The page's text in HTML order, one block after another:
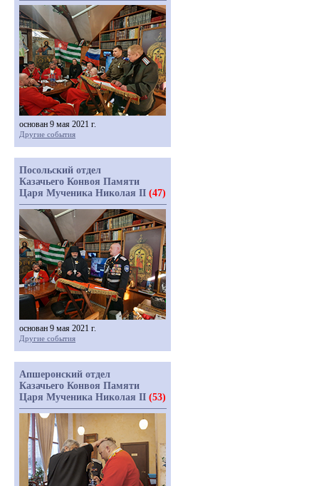
основан 9 мая 2021 г.
Другие события
Посольский отдел
Казачьего Конвоя Памяти
Царя Мученика Николая II (47)
основан 9 мая 2021 г.
Другие события
Апшеронский отдел
Казачьего Конвоя Памяти
Царя Мученика Николая II (53)